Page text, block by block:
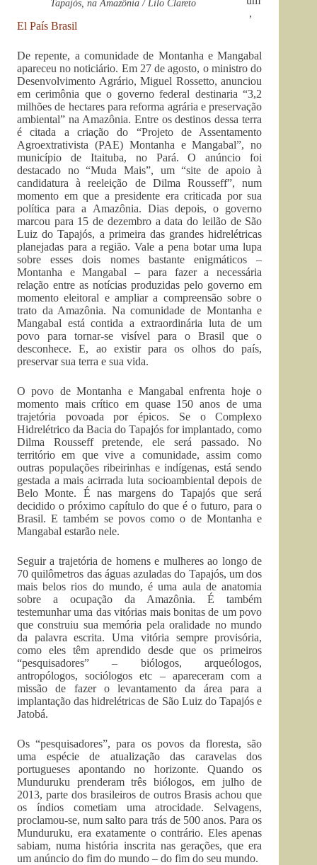
Tapajós, na Amazônia / Lilo Clareto
,
El País Brasil
De repente, a comunidade de Montanha e Mangabal
apareceu no noticiário. Em 27 de agosto, o ministro do
Desenvolvimento Agrário, Miguel Rossetto, anunciou
em cerimônia que o governo federal destinaria “3,2
milhões de hectares para reforma agrária e preservação
ambiental” na Amazônia. Entre os destinos dessa terra
é citada a criação do “Projeto de Assentamento
Agroextrativista (PAE) Montanha e Mangabal”, no
município de Itaituba, no Pará. O anúncio foi
destacado no “Muda Mais”, um “site de apoio à
candidatura à reeleição de Dilma Rousseff”, num
momento em que a presidente era criticada por sua
política para a Amazônia. Dias depois, o governo
marcou para 15 de dezembro a data do leilão de São
Luiz do Tapajós, a primeira das grandes hidrelétricas
planejadas para a região. Vale a pena botar uma lupa
sobre esses dois nomes bastante enigmáticos –
Montanha e Mangabal – para fazer a necessária
relação entre as notícias produzidas pelo governo em
momento eleitoral e ampliar a compreensão sobre o
trato da Amazônia. Na comunidade de Montanha e
Mangabal está contida a extraordinária luta de um
povo para tornar-se visível para o Brasil que o
desconhece. E, ao existir para os olhos do país,
preservar sua terra e sua vida.
O povo de Montanha e Mangabal enfrenta hoje o
momento mais crítico em quase 150 anos de uma
trajetória povoada por épicos. Se o Complexo
Hidrelétrico da Bacia do Tapajós for implantado, como
Dilma Rousseff pretende, ele será passado. No
território em que vive a comunidade, assim como
outras populações ribeirinhas e indígenas, está sendo
gestada a mais acirrada luta socioambiental depois de
Belo Monte. É nas margens do Tapajós que será
decidido o próximo capítulo do que é o futuro, para o
Brasil. E também se povos como o de Montanha e
Mangabal estarão nele.
Seguir a trajetória de homens e mulheres ao longo de
70 quilômetros das águas azuladas do Tapajós, um dos
mais belos rios do mundo, é uma aula de anatomia
sobre a ocupação da Amazônia. É também
testemunhar uma das vitórias mais bonitas de um povo
que construiu sua memória pela oralidade no mundo
da palavra escrita. Uma vitória sempre provisória,
como eles têm aprendido desde que os primeiros
“pesquisadores” – biólogos, arqueólogos,
antropólogos, sociólogos etc – apareceram com a
missão de fazer o levantamento da área para a
implantação das hidrelétricas de São Luiz do Tapajós e
Jatobá.
Os “pesquisadores”, para os povos da floresta, são
uma espécie de atualização das caravelas dos
portugueses apontando no horizonte. Quando os
Munduruku prenderam três biólogos, em julho de
2013, parte dos brasileiros de outros Brasis achou que
os índios cometiam uma atrocidade. Selvagens,
proclamou-se, num salto para trás de 500 anos. Para os
Munduruku, era exatamente o contrário. Eles apenas
sabiam, numa história inscrita nas gerações, que era
um anúncio do fim do mundo – do fim do seu mundo.